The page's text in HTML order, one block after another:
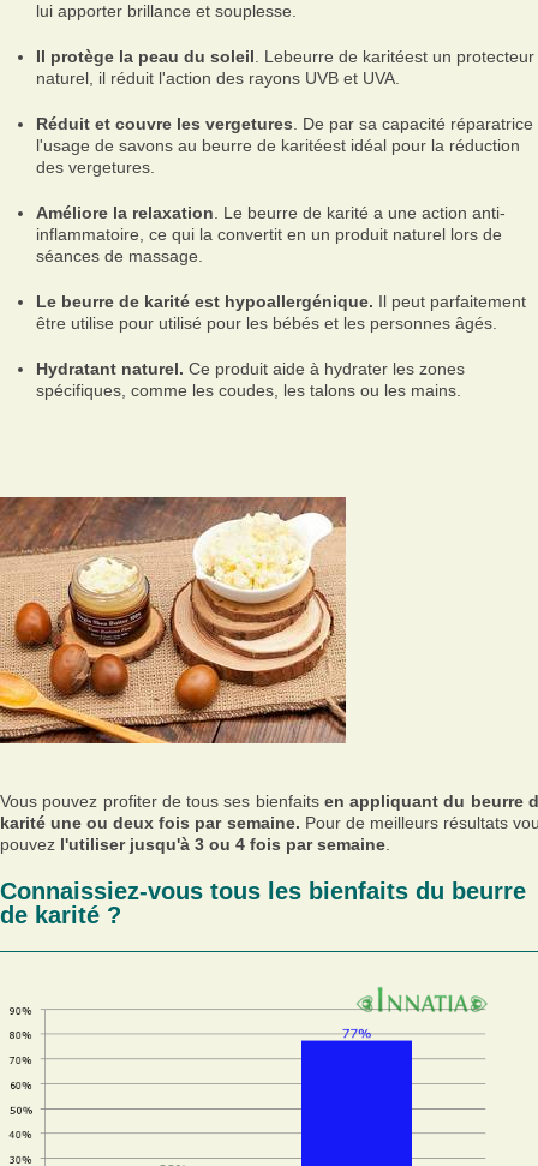
lui apporter brillance et souplesse.
Il protège la peau du soleil . Lebeurre de karitéest un protecteur
naturel, il réduit l'action des rayons UVB et UVA.
Réduit et couvre les vergetures . De par sa capacité réparatrice
l'usage de savons au beurre de karitéest idéal pour la réduction
des vergetures.
Améliore la relaxation . Le beurre de karité a une action anti-
inflammatoire, ce qui la convertit en un produit naturel lors de
séances de massage.
Le beurre de karité est hypoallergénique. Il peut parfaitement
être utilise pour utilisé pour les bébés et les personnes âgés.
Hydratant naturel. Ce produit aide à hydrater les zones
spécifiques, comme les coudes, les talons ou les mains.
Vous pouvez profiter de tous ses bienfaits en appliquant du beurre
karité une ou deux fois par semaine. Pour de meilleurs résultats
pouvez l'utiliser jusqu'à 3 ou 4 fois par semaine
Connaissiez-vous tous les bienfaits du beurre
de karité ?